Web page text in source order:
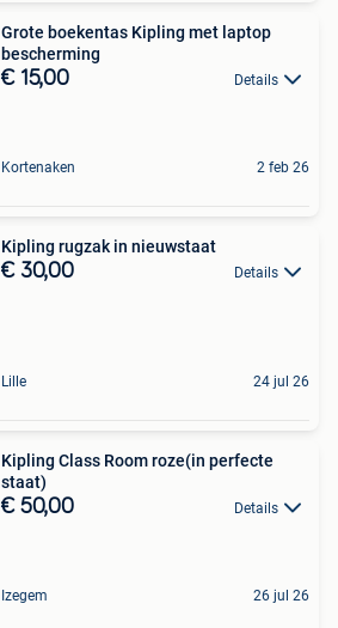
Grote boekentas Kipling met laptop
bescherming
€ 15,00 Details
Kortenaken 2 feb 26
Kipling rugzak in nieuwstaat
€ 30,00 Details
Lille 24 jul 26
Kipling Class Room roze(in perfecte
staat)
€ 50,00 Details
Izegem 26 jul 26